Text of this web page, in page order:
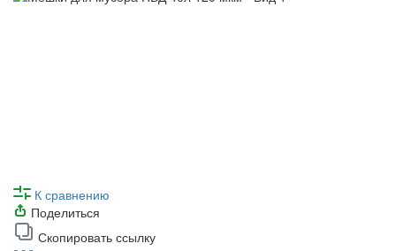
К сравнению
Поделиться
Скопировать ссылку